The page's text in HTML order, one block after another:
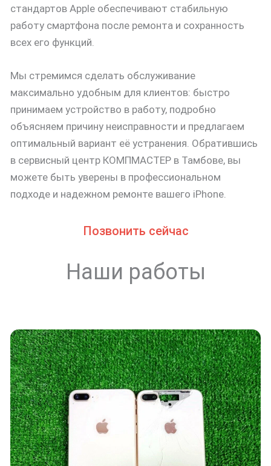
стандартов Apple обеспечивают стабильную
работу смартфона после ремонта и сохранность
всех его функций.
Мы стремимся сделать обслуживание
максимально удобным для клиентов: быстро
принимаем устройство в работу, подробно
объясняем причину неисправности и предлагаем
оптимальный вариант её устранения. Обратившись
в сервисный центр КОМПМАСТЕР в Тамбове, вы
можете быть уверены в профессиональном
подходе и надежном ремонте вашего iPhone.
Позвонить сейчас
Наши работы